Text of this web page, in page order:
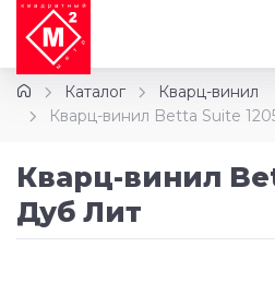
Каталог
Кварц-винил
Кварц-винил Betta Suite
Кварц-винил
Дуб Лит